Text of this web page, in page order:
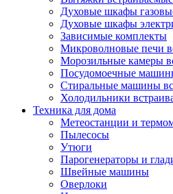
Диктофоны
Домашние
Игровые
Ди-
Плееры blu-
Духовые шкафы
Духовые шкафы
Зависимые комплекты
Микроволновые печи
Морозильные камеры
Посудомоечные
Стиральные машины
Холодильники
Техника для дома
Метеостанции и
Пылесосы
Утюги
Парогенераторы и
Швейные машины
Оверлоки